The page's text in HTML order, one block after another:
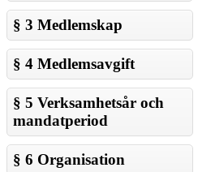
§ 3 Medlemskap
§ 4 Medlemsavgift
§ 5 Verksamhetsår och
mandatperiod
§ 6 Organisation